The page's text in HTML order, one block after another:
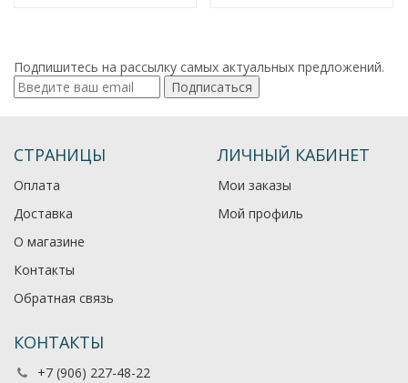
Подпишитесь на рассылку самых актуальных предложений.
Подписаться
СТРАНИЦЫ
Оплата
Доставка
О магазине
Контакты
Обратная связь
ЛИЧНЫЙ КАБИНЕТ
Мои заказы
Мой профиль
КОНТАКТЫ
+7 (906) 227-48-22